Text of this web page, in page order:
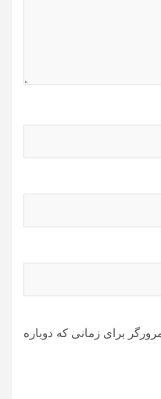
برای زمانی که دوباره